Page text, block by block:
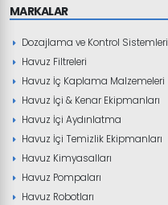
MARKALAR
Dozajlama ve Kontrol Sistemleri
Havuz Filtreleri
Havuz İç Kaplama Malzemeleri
Havuz İçi & Kenar Ekipmanları
Havuz İçi Aydınlatma
Havuz İçi Temizlik Ekipmanları
Havuz Kimyasalları
Havuz Pompaları
Havuz Robotları